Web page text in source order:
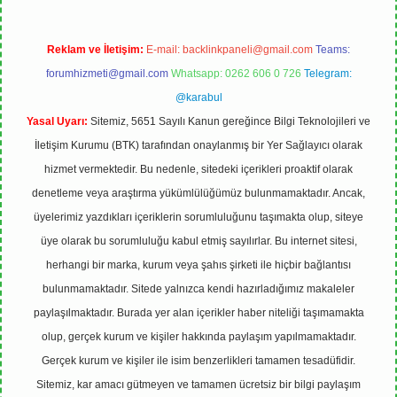
Reklam ve İletişim: E-mail: backlinkpaneli@gmail.com Teams:
forumhizmeti@gmail.com Whatsapp: 0262 606 0 726 Telegram:
@karabul
Yasal Uyarı: Sitemiz, 5651 Sayılı Kanun gereğince Bilgi Teknolojileri ve
İletişim Kurumu (BTK) tarafından onaylanmış bir Yer Sağlayıcı olarak
hizmet vermektedir. Bu nedenle, sitedeki içerikleri proaktif olarak
denetleme veya araştırma yükümlülüğümüz bulunmamaktadır. Ancak,
üyelerimiz yazdıkları içeriklerin sorumluluğunu taşımakta olup, siteye
üye olarak bu sorumluluğu kabul etmiş sayılırlar. Bu internet sitesi,
herhangi bir marka, kurum veya şahıs şirketi ile hiçbir bağlantısı
bulunmamaktadır. Sitede yalnızca kendi hazırladığımız makaleler
paylaşılmaktadır. Burada yer alan içerikler haber niteliği taşımamakta
olup, gerçek kurum ve kişiler hakkında paylaşım yapılmamaktadır.
Gerçek kurum ve kişiler ile isim benzerlikleri tamamen tesadüfidir.
Sitemiz, kar amacı gütmeyen ve tamamen ücretsiz bir bilgi paylaşım